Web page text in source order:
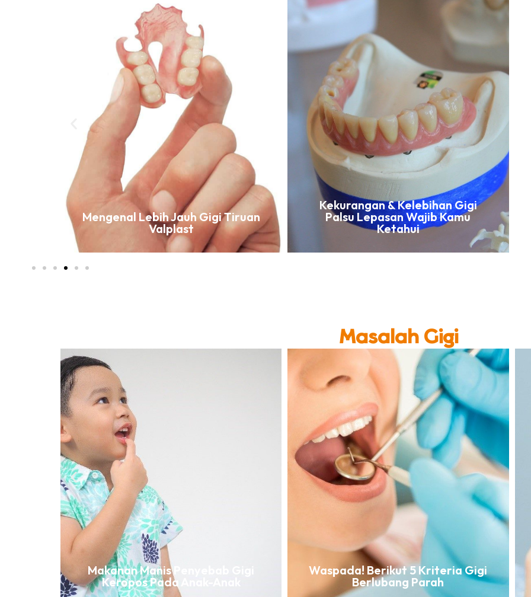
Mengenal Lebih Jauh Gigi Tiruan
Valplast
Kekurangan & Kelebihan Gigi
Palsu Lepasan Wajib Kamu
Ketahui
Masalah Gigi
Makanan Manis Penyebab Gigi
Keropos Pada Anak-Anak
Waspada! Berikut 5 Kriteria Gigi
Berlubang Parah